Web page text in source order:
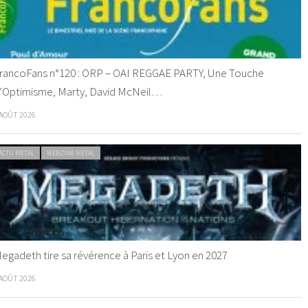
n°120 : ORP – OAI REGGAE PARTY, Une Touche
Marty, David McNeil…
2026
METAL WEBZINE METAL
tire sa révérence à Paris et Lyon en 2027
2026